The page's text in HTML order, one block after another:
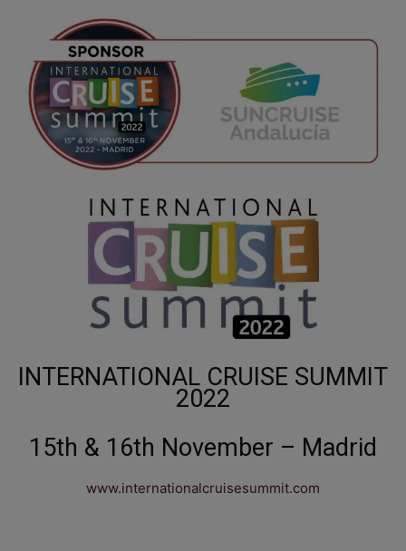
INTERNATIONAL CRUISE SUMMIT
2022
15th & 16th November – Madrid
www.internationalcruisesummit.com